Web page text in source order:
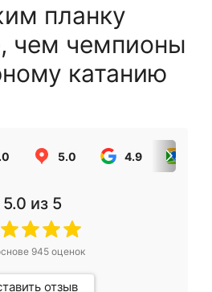
планку
чем чемпионы
катанию
5.0 4.9
5.0 из 5
945оценок
отзыв